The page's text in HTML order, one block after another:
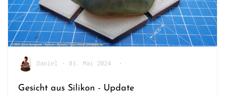
Daniel • 03. Mai 2024 •
Gesicht aus Silikon - Update